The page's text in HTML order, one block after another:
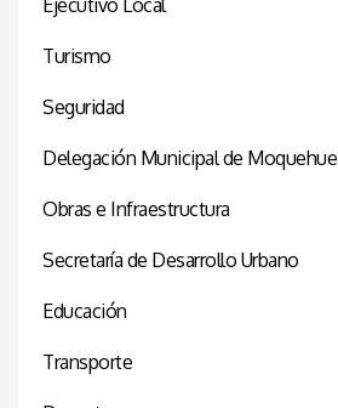
Ejecutivo Local
Turismo
Seguridad
Delegación Municipal de Moquehue
Obras e Infraestructura
Secretaría de Desarrollo Urbano
Educación
Transporte